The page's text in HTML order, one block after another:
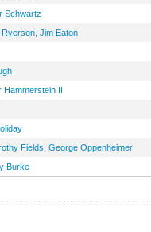
Schwartz
Ryerson Jim Eaton
Hammerstein II
Fields George Oppenheimer
Burke